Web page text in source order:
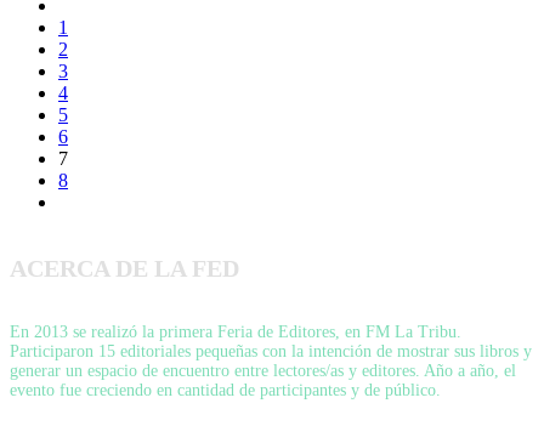
1
2
3
4
5
6
7
8
ACERCA DE LA FED
En 2013 se realizó la primera Feria de Editores, en FM La Tribu.
Participaron 15 editoriales pequeñas con la intención de mostrar sus libros y
generar un espacio de encuentro entre lectores/as y editores. Año a año, el
evento fue creciendo en cantidad de participantes y de público.